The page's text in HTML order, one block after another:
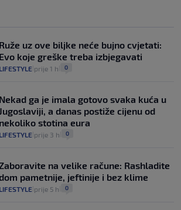
Ruže uz ove biljke neće bujno cvjetati:
Evo koje greške treba izbjegavati
LIFESTYLE prije 1 h 0
Nekad ga je imala gotovo svaka kuća u
a danas postiže cijenu od
nekoliko stotina eura
LIFESTYLE prije 3 h 0
na velike račune: Rashladite
pametnije, jeftinije i bez klime
LIFESTYLE prije 5 h 0